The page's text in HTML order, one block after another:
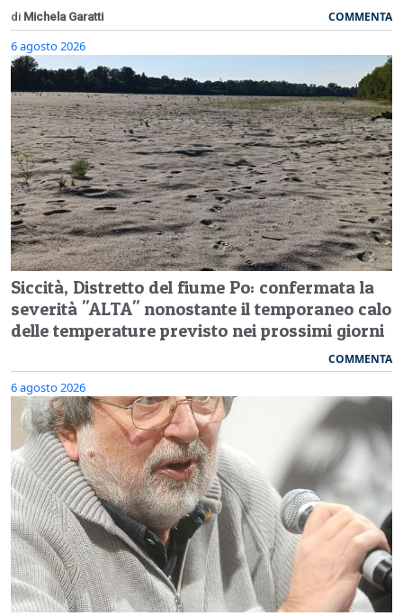
di Michela Garatti COMMENTA
6 agosto 2026
Siccità, Distretto del fiume Po: confermata la
severità "ALTA" nonostante il temporaneo calo
delle temperature previsto nei prossimi giorni
COMMENTA
6 agosto 2026